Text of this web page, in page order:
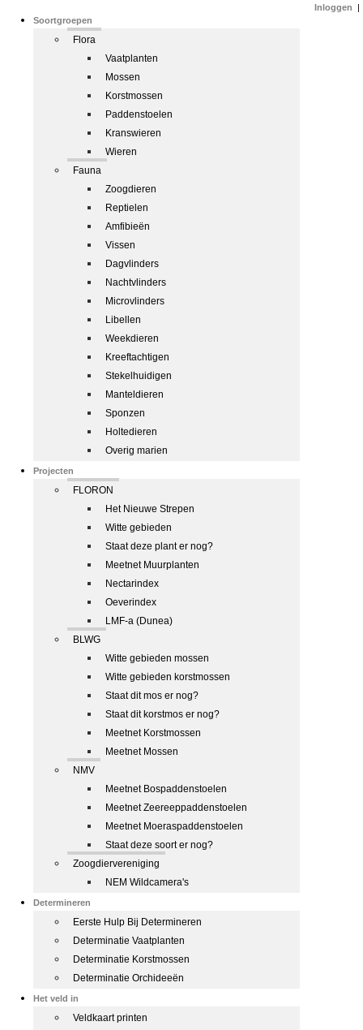
Soortgroepen
Flora
Vaatplanten
Mossen
Korstmossen
Paddenstoelen
Kranswieren
Wieren
Fauna
Zoogdieren
Reptielen
Amfibieën
Vissen
Dagvlinders
Nachtvlinders
Microvlinders
Libellen
Weekdieren
Kreeftachtigen
Stekelhuidigen
Manteldieren
Sponzen
Holtedieren
Overig marien
Projecten
FLORON
Het Nieuwe Strepen
Witte gebieden
Staat deze plant er nog?
Meetnet Muurplanten
Nectarindex
Oeverindex
LMF-a (Dunea)
BLWG
Witte gebieden mossen
Witte gebieden korstmossen
Staat dit mos er nog?
Staat dit korstmos er nog?
Meetnet Korstmossen
Meetnet Mossen
NMV
Meetnet Bospaddenstoelen
Meetnet Zeereeppaddenstoelen
Meetnet Moeraspaddenstoelen
Staat deze soort er nog?
Zoogdiervereniging
NEM Wildcamera's
Determineren
Eerste Hulp Bij Determineren
Determinatie Vaatplanten
Determinatie Korstmossen
Determinatie Orchideeën
Het veld in
Veldkaart printen
Inloggen |